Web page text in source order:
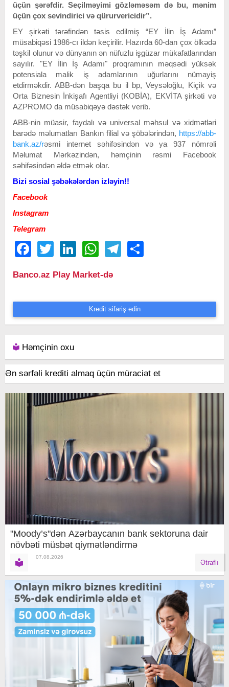
üçün şərəfdir. Seçilməyimi gözləməsəm də bu, mənim
üçün çox sevindirici və qürurvericidir”.
EY şirkəti tərəfindən təsis edilmiş “EY İlin İş Adamı”
müsabiqəsi 1986-cı ildən keçirilir. Hazırda 60-dan çox ölkədə
təşkil olunur və dünyanın ən nüfuzlu işgüzar mükafatlarından
sayılır. "EY İlin İş Adamı" proqramının məqsədi yüksək
potensiala malik iş adamlarının uğurlarını nümayiş
etdirməkdir. ABB-dən başqa bu il bp, Veysəloğlu, Kiçik və
Orta Biznesin İnkişafı Agentliyi (KOBİA), EKVİTA şirkəti və
AZPROMO da müsabiqəyə dəstək verib.
ABB-nin müasir, faydalı və universal məhsul və xidmətləri
barədə məlumatları Bankın filial və şöbələrindən, https://abb-
bank.az/rəsmi internet səhifəsindən və ya 937 nömrəli
Məlumat Mərkəzindən, həmçinin rəsmi Facebook
səhifəsindən əldə etmək olar.
Bizi sosial şəbəkələrdən izləyin!!
Facebook
Instagram
Telegram
FacebookTwitter LinkedIn WhatsAppTelegram
Banco.az Play Market-də
Kredit sifariş edin
Həmçinin oxu
Ən sərfəli krediti almaq üçün müraciət et
"Moody’s"dən Azərbaycanın bank sektoruna dair
növbəti müsbət qiymətləndirmə
07.08.2026
Ətraflı